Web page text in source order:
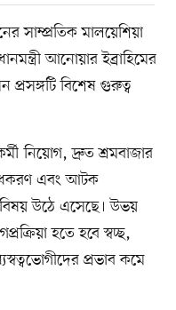
সাম্প্রতিক মালয়েশিয়া
আনোয়ার ইব্রাহিমের
প্রসঙ্গটি বিশেষ গুরুত্ব
নিয়োগ, দ্রুত শ্রমবাজার
এবং আটক
বিষয় উঠে এসেছে। উভয়
হতে হবে স্বচ্ছ,
প্রভাব কমে